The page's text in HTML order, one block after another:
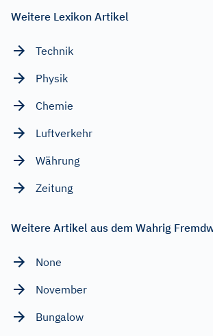
Weitere Lexikon Artikel
Technik
Physik
Chemie
Luftverkehr
Währung
Zeitung
Weitere Artikel aus dem Wahrig
None
November
Bungalow